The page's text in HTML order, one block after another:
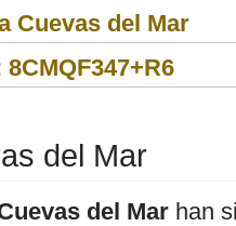
Cuevas del Mar
8CMQF347+R6
del Mar
del Mar han